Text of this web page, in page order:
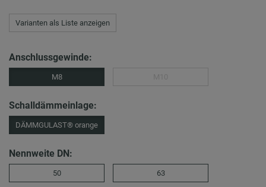
Varianten als Liste anzeigen
Anschlussgewinde:
M8
Schalldämmeinlage:
DÄMMGULAST® orange
Nennweite DN:
50 63